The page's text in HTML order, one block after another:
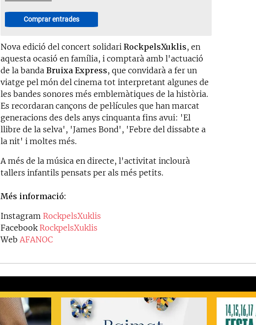
Comprar entrades
Nova edició del concert solidariRockpelsXuklis, en
aquesta ocasió en família, i comptarà amb l'actuació
de la banda Bruixa Express, que convidarà a fer un
viatge pel món del cinema tot interpretant algunes de
les bandes sonores més emblemàtiques de la història.
Es recordaran cançons de pel·lícules que han marcat
generacions des dels anys cinquanta fins avui: 'El
llibre de la selva', 'James Bond', 'Febre del dissabte a
la nit' i moltes més.
A més de la música en directe, l'activitat inclourà
tallers infantils pensats per als més petits.
Més informació:
Instagram RockpelsXuklis
Facebook RockpelsXuklis
Web AFANOC